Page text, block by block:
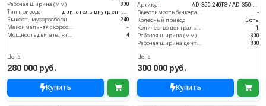
Рабочая ширина (мм)
800
Тип привода
240
-
4
Цена
280 000 руб.
Купить
Артикул
-
Колёсный привод
Есть
1
Рабочая ширина (мм)
800
800
Цена
300 000 руб.
Купить